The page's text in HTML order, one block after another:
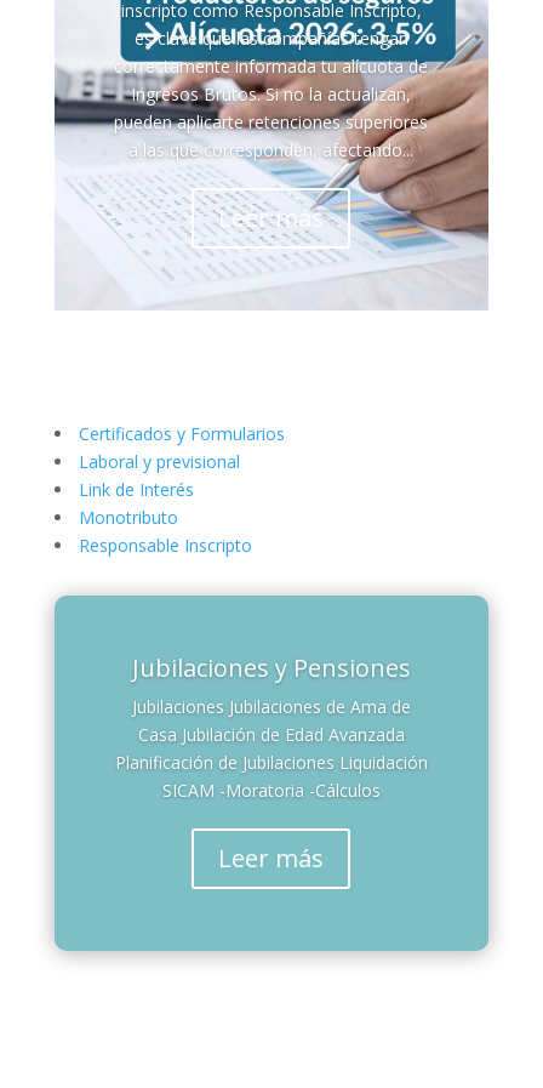
inscripto como Responsable Inscripto,
es clave que las compañías tengan
correctamente informada tu alícuota de
Ingresos Brutos. Si no la actualizan,
pueden aplicarte retenciones superiores
a las que corresponden, afectando...
Leer más
Certificados y Formularios
Laboral y previsional
Link de Interés
Monotributo
Responsable Inscripto
Jubilaciones y Pensiones
Jubilaciones Jubilaciones de Ama de
Casa Jubilación de Edad Avanzada
Planificación de Jubilaciones Liquidación
SICAM -Moratoria -Cálculos
Leer más